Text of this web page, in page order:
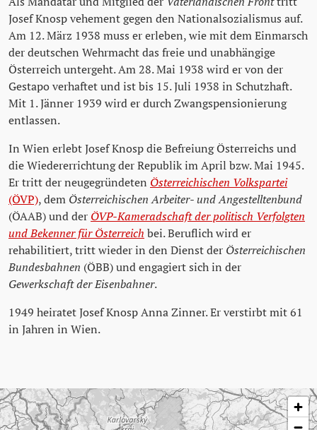
Josef Knosp vehement gegen den Nationalsozialismus auf.
Am 12. März 1938 muss er erleben, wie mit dem Einmarsch
der deutschen Wehrmacht das freie und unabhängige
Österreich untergeht. Am 28. Mai 1938 wird er von der
Gestapo verhaftet und ist bis 15. Juli 1938 in Schutzhaft.
Mit 1. Jänner 1939 wird er durch Zwangspensionierung
entlassen.
In Wien erlebt Josef Knosp die Befreiung Österreichs und
die Wiedererrichtung der Republik im April bzw. Mai 1945.
Er tritt der neugegründeten Österreichischen Volkspartei
(ÖVP), dem Österreichischen Arbeiter- und Angestelltenbund
(ÖAAB) und der ÖVP-Kameradschaft der politisch Verfolgten
und Bekenner für Österreich bei. Beruflich wird er
rehabilitiert, tritt wieder in den Dienst der Österreichischen
Bundesbahnen (ÖBB) und engagiert sich in der
Gewerkschaft der Eisenbahner.
1949 heiratet Josef Knosp Anna Zinner. Er verstirbt mit 61
in Jahren in Wien.
Karte überspringen